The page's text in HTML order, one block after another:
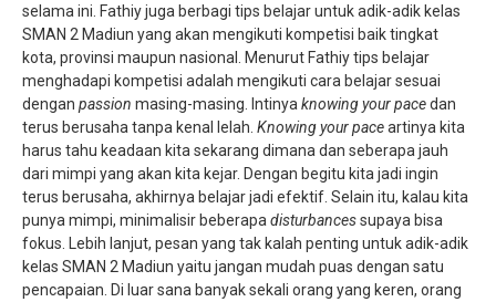
selama ini. Fathiy juga berbagi tips belajar untuk adik-adik kelas
SMAN 2 Madiun yang akan mengikuti kompetisi baik tingkat
kota, provinsi maupun nasional. Menurut Fathiy tips belajar
menghadapi kompetisi adalah mengikuti cara belajar sesuai
dengan passion masing-masing. Intinya knowing your pacedan
terus berusaha tanpa kenal lelah. Knowing your paceartinya kita
harus tahu keadaan kita sekarang dimana dan seberapa jauh
dari mimpi yang akan kita kejar. Dengan begitu kita jadi ingin
terus berusaha, akhirnya belajar jadi efektif. Selain itu, kalau kita
punya mimpi, minimalisir beberapa disturbancessupaya bisa
fokus. Lebih lanjut, pesan yang tak kalah penting untuk adik-adik
kelas SMAN 2 Madiun yaitu jangan mudah puas dengan satu
pencapaian. Di luar sana banyak sekali orang yang keren, orang